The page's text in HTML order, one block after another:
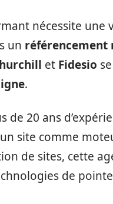
nécessite
un référencement
et Fidesio
.
de 20 ans
site comme
de sites, cette
de